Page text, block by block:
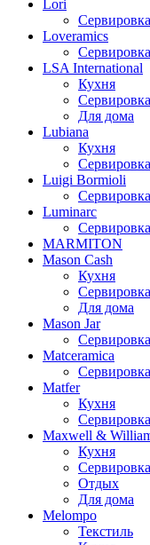
Lori
Сервировка
Loveramics
Сервировка
LSA International
Кухня
Сервировка
Для дома
Lubiana
Кухня
Сервировка
Luigi Bormioli
Сервировка
Luminarc
Сервировка
MARMITON
Mason Cash
Кухня
Сервировка
Для дома
Mason Jar
Сервировка
Matceramica
Сервировка
Matfer
Кухня
Сервировка
Maxwell &
Кухня
Сервировка
Отдых
Для дома
Melompo
Текстиль